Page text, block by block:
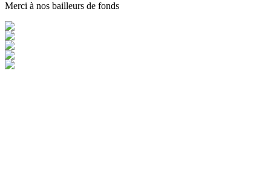
Merci à nos bailleurs de fonds